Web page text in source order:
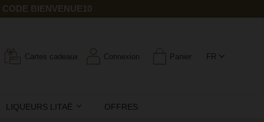
BIENVENUE10
LIQUEURS LITAË OFFRES
Cartes cadeaux Connexion Panier FR